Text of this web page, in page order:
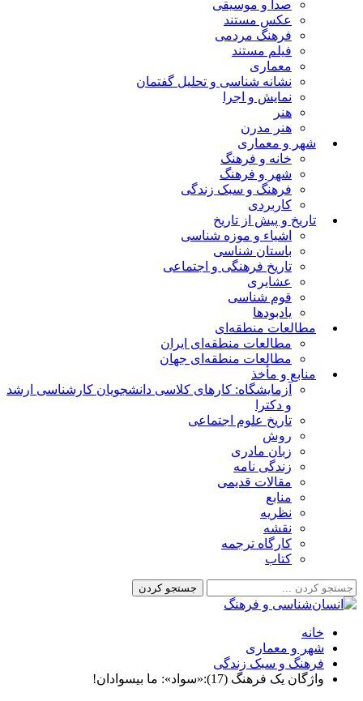
صدا و موسیقی
عکس مستند
فرهنگ مردمی
فیلم مستند
معماری
نشانه شناسی و تحلیل گفتمان
نمایش و اجرا
هنر
هنر مدرن
شهر و معماری
خانه و فرهنگ
شهر و فرهنگ
فرهنگ و سبک زندگی
کاربردی
تاریخ و پیش از تاریخ
اشیاء و موزه شناسی
باستان شناسی
تاریخ فرهنگی و اجتماعی
عشایری
قوم شناسی
یادبودها
مطالعات منطقه‌ای
مطالعات منطقه‌ای ایران
مطالعات منطقه‌ای جهان
منابع و مأخذ
آزمایشگاه: کارهای کلاسی دانشجویان کارشناسی ارشد
و دکترا
تاریخ علوم اجتماعی
روش
زبان مادری
زندگی نامه
مقالات قدیمی
منابع
نظریه
نقشه
کارگاه ترجمه
کتاب
خانه
شهر و معماری
فرهنگ و سبک زندگی
واژگان یک فرهنگ (17):«سواد»: ما بیسوادان!